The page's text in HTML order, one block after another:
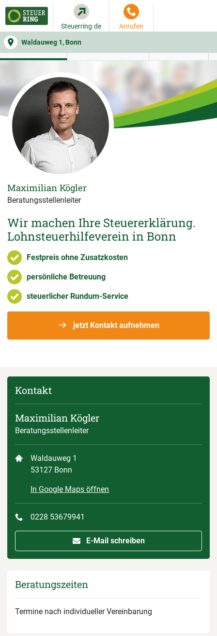
Waldauweg 1, Bonn
Steuerring.de Anrufen
WER SIE BERÄT BEITRAGSRECHNER
Wir machen Ihre Steuererklärung.
Lohnsteuerhilfeverein in Bonn
Festpreis ohne Zusatzkosten
persönliche Betreuung
steuerlicher Rundum-Service
jetzt Kontakt aufnehmen
Maximilian Kögler
Beratungsstellenleiter
Kontakt
Maximilian Kögler
Beratungsstellenleiter
Waldauweg 1
53127 Bonn
In Google Maps öffnen
0228 53679941
E-Mail schreiben
Beratungszeiten
Termine nach individueller Vereinbarung